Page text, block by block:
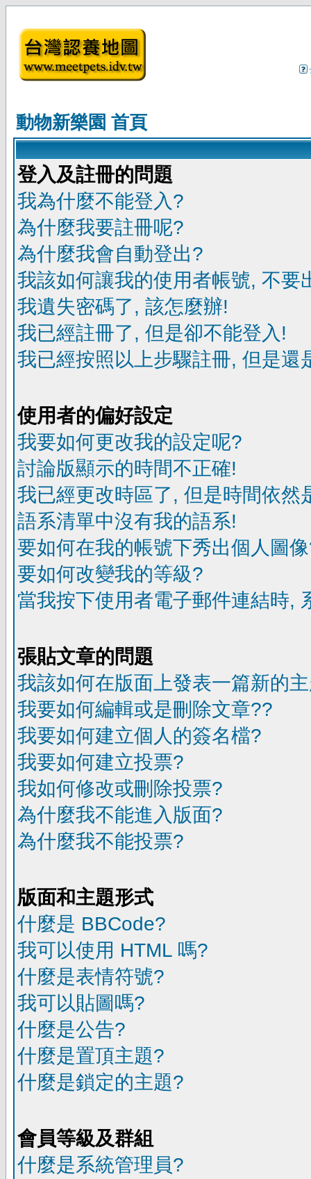
動物新樂園 首頁
登入及註冊的問題
我為什麼不能登入?
為什麼我要註冊呢?
為什麼我會自動登出?
我該如何讓我的使用者帳號, 不要
我遺失密碼了, 該怎麼辦!
我已經註冊了, 但是卻不能登入!
我已經按照以上步驟註冊, 但是還
使用者的偏好設定
我要如何更改我的設定呢?
討論版顯示的時間不正確!
我已經更改時區了, 但是時間依然
語系清單中沒有我的語系!
要如何在我的帳號下秀出個人圖
要如何改變我的等級?
當我按下使用者電子郵件連結時,
張貼文章的問題
我該如何在版面上發表一篇新的
我要如何編輯或是刪除文章??
我要如何建立個人的簽名檔?
我要如何建立投票?
我如何修改或刪除投票?
為什麼我不能進入版面?
為什麼我不能投票?
版面和主題形式
什麼是 BBCode?
我可以使用 HTML 嗎?
什麼是表情符號?
我可以貼圖嗎?
什麼是公告?
什麼是置頂主題?
什麼是鎖定的主題?
會員等級及群組
什麼是系統管理員?